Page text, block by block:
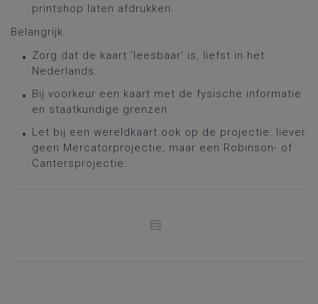
printshop laten afdrukken.
Belangrijk:
Zorg dat de kaart ‘leesbaar’ is, liefst in het
Nederlands.
Bij voorkeur een kaart met de fysische informatie
en staatkundige grenzen.
Let bij een wereldkaart ook op de projectie: liever
geen Mercatorprojectie, maar een Robinson- of
Cantersprojectie.